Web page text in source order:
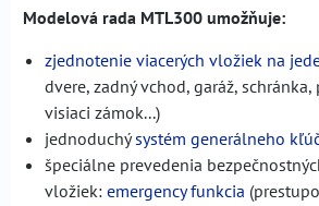
Modelová rada MTL300 umožňuje:
zjednotenie viacerých vložiek na
dvere, zadný vchod, garáž,
visiaci zámok...)
jednoduchýsystém generálneho
špeciálne prevedenia
vložiek: emergency funkcia